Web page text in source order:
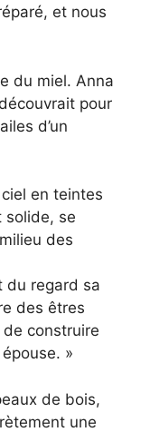
et nous
du miel. Anna
pour
d’un
en teintes
solide, se
des
du regard sa
des êtres
de construire
»
de bois,
une